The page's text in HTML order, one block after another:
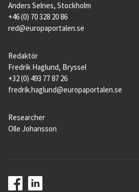
Anders Selnes, Stockholm
+46 (0) 70 328 20 86
red@europaportalen.se
Redaktör
Fredrik Haglund, Bryssel
+32 (0) 493 77 87 26
fredrik.haglund@europaportalen.se
Researcher
Olle Johansson